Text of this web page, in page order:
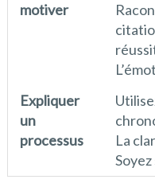
motiver
Expliquer
un
processus
La